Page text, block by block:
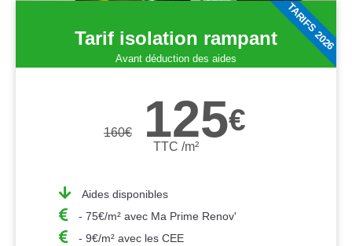
Tarif isolation rampant
Avant déduction des aides
160€ 125€
TTC /m²
Aides disponibles
- 75€/m² avec Ma Prime Renov'
- 9€/m² avec les CEE
TARIFS 2026